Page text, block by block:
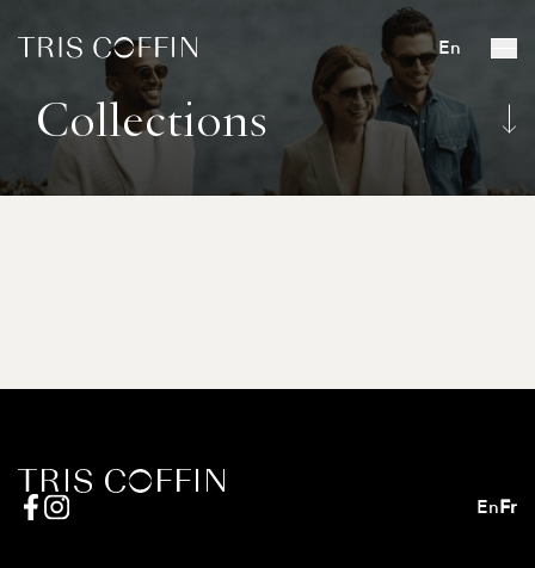
En
Collections
En Fr